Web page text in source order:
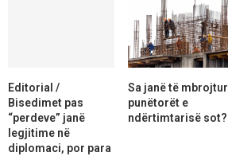
Editorial /
Bisedimet pas
“perdeve” janë
legjitime në
diplomaci, por para
Sa janë të mbrojtur
punëtorët e
ndërtimtarisë sot?